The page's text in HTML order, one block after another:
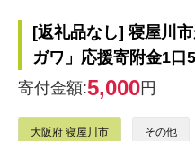
[返礼品なし] 寝屋川
ガワ」応援寄附金1口
寄付金額:5,000円
大阪府 寝屋川市 その他